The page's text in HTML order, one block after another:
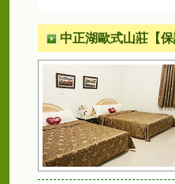
中正湖歐式山莊【保